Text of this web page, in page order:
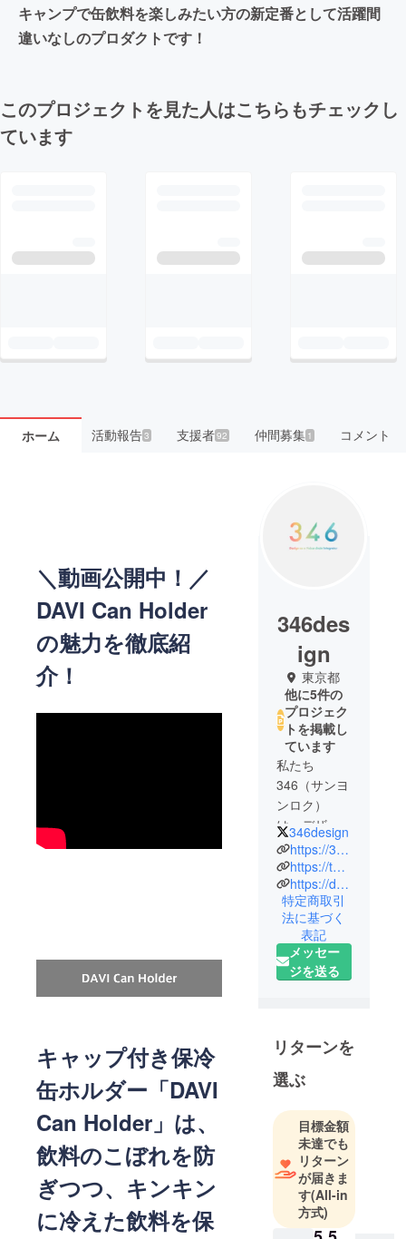
キャンプで缶飲料を楽しみたい方の新定番として活躍間
違いなしのプロダクトです！
このプロジェクトを見た人はこちらもチェックし
ています
ホーム 活動報告3 支援者92 仲間募集 1 コメント
＼動画公開中！／
DAVI Can Holder
の魅力を徹底紹
介！
キャップ付き保冷
缶ホルダー「DAVI
Can Holder」は、
飲料のこぼれを防
ぎつつ、キンキン
に冷えた飲料を保
346des
ign
東京都
他に5件の
プロジェク
トを掲載し
ています
私たち
346（サンヨ
ンロク）
は、デザイ
ン経営を中
核にしたも
のづくりで
テクノロ
ジーの民主
化を目指
す、開発・
製造総合支
346design
https://346design.com/
https://twitter.com/346design
https://davi.co.jp/
特定商取引
法に基づく
表記
メッセー
ジを送る
リターンを
選ぶ
目標金額
未達でも
リターン
が届きま
す(All-in
方式)